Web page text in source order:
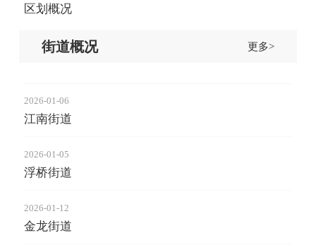
区划概况
街道概况 更多>
2026-01-06
江南街道
2026-01-05
浮桥街道
2026-01-12
金龙街道